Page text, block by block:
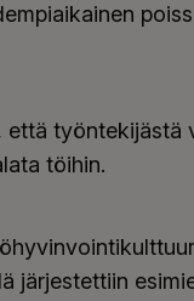
että
töihin.
järjestettiin